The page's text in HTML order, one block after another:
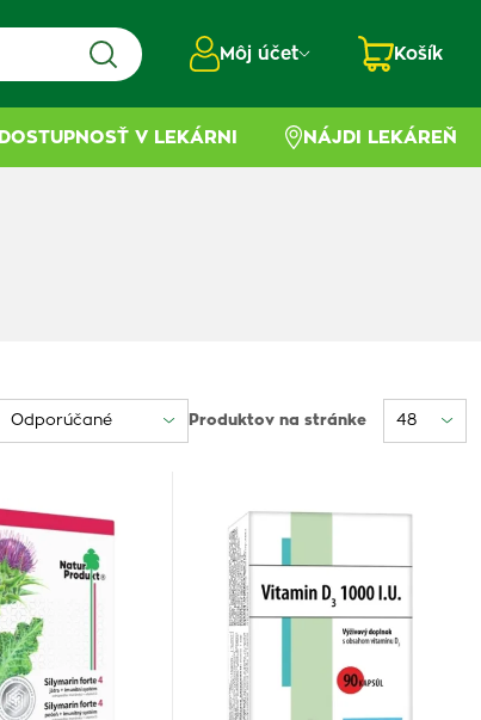
Môj účet Košík
DOSTUPNOSŤ V LEKÁRNI NÁJDI LEKÁREŇ
Produktov na stránke